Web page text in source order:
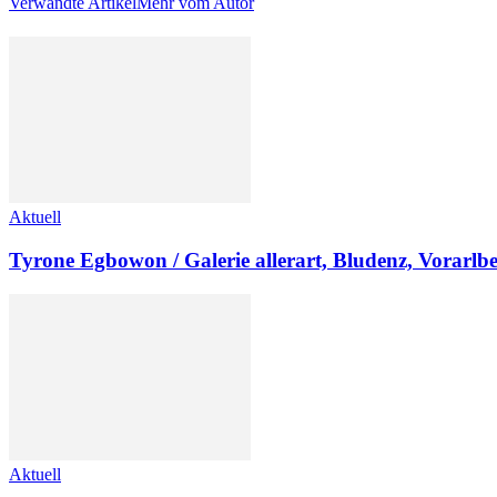
Aktuell
Tyrone Egbowon / Galerie allerart, Bludenz,
Aktuell